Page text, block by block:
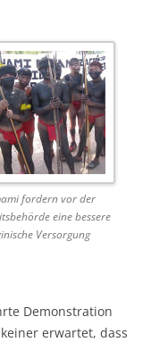
fordern vor der
eine bessere
Versorgung
Demonstration
erwartet, dass